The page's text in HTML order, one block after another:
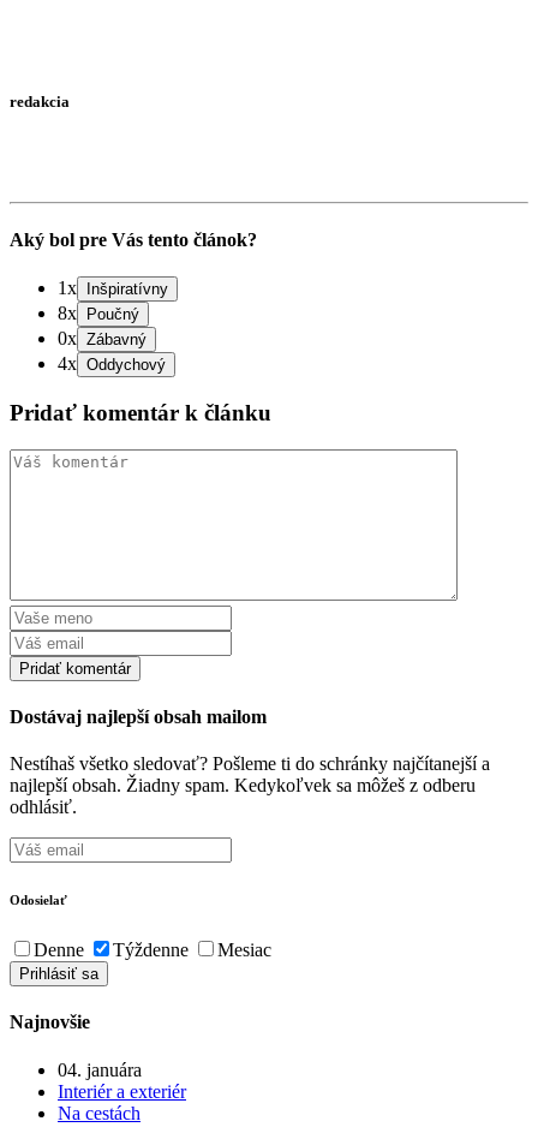
redakcia
Aký bol pre Vás tento článok?
1x
8x
0x
4x
Pridať komentár k článku
Dostávaj najlepší obsah mailom
Nestíhaš všetko sledovať? Pošleme ti do schránky najčítanejší a
najlepší obsah. Žiadny spam. Kedykoľvek sa môžeš z odberu
odhlásiť.
Odosielať
Denne Týždenne Mesiac
Najnovšie
04. januára
Interiér a exteriér
Na cestách